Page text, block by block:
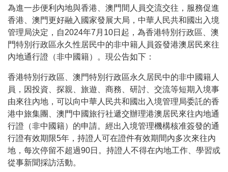
為進一步便利內地與香港、澳門間人員交流交往，服務促進
香港、澳門更好融入國家發展大局，中華人民共和國出入境
管理局決定，自2024年7月10日起，為香港特別行政區、澳
門特別行政區永久性居民中的非中籍人員簽發港澳居民來往
內地通行證（非中國籍）。現公告如下：
香港特別行政區、澳門特別行政區永久居民中的非中國籍人
員，因投資、探親、旅遊、商務、研討、交流等短期入境事
由來往內地，可以向中華人民共和國出入境管理局委託的香
港中旅集團、澳門中國旅行社遞交辦理港澳居民來往內地通
行證（非中國籍）的申請。經出入境管理機構核准簽發的通
行證有效期限5年，持證人可在證件有效期間內多次來往內
地，每次停留不超過90日。持證人不得在內地工作、學習或
從事新聞採訪活動。